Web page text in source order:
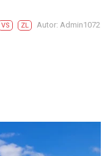
VS ZL Autor: Admin1072